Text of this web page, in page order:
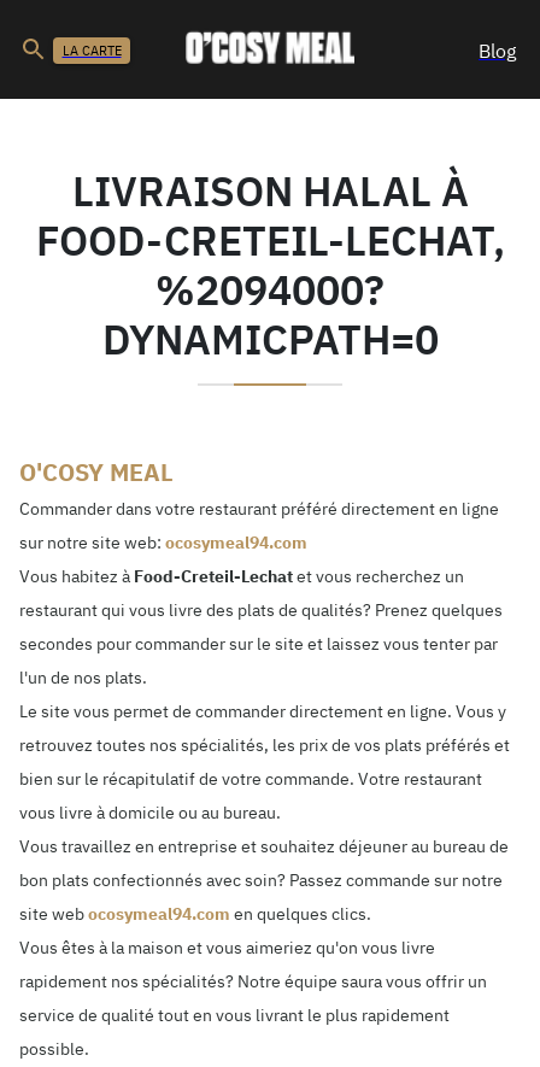
LA CARTE Blog
LIVRAISON HALAL À
FOOD-CRETEIL-LECHAT,
%2094000?
DYNAMICPATH=0
O'COSY MEAL
Commander dans votre restaurant préféré directement en ligne
sur notre site web: ocosymeal94.com
Vous habitez à Food-Creteil-Lechatet vous recherchez un
restaurant qui vous livre des plats de qualités? Prenez quelques
secondes pour commander sur le site et laissez vous tenter par
l'un de nos plats.
Le site vous permet de commander directement en ligne. Vous y
retrouvez toutes nos spécialités, les prix de vos plats préférés et
bien sur le récapitulatif de votre commande. Votre restaurant
vous livre à domicile ou au bureau.
Vous travaillez en entreprise et souhaitez déjeuner au bureau de
bon plats confectionnés avec soin? Passez commande sur notre
site webocosymeal94.com en quelques clics.
Vous êtes à la maison et vous aimeriez qu'on vous livre
rapidement nos spécialités? Notre équipe saura vous offrir un
service de qualité tout en vous livrant le plus rapidement
possible.